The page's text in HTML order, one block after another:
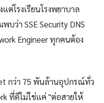
ต่โรงเรียนโรงพยาบาล
ว่า SSE Security DNS
Engineer ทุกคนต้อง
กว่า 75 พันล้านอุปกรณ์ทั่ว
ที่ดีไม่ใช่แค่ "ต่อสายให้